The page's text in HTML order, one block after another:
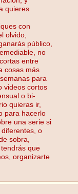
quieres
con
olvido,
público,
no
entre
cosas más
para
videos cortos
o bi-
quieras ir,
para hacerlo
una serie si
o
sobra,
que
organizarte